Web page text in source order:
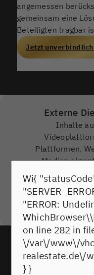
angemessen
gemeinsam eine
Beteiligten tragbar
Jetzt
Externe
Inhalte
Plattformen.
Medien
Zugriff auf
Ich
FAQ
HÄUFIG GESTELLTE
Wi{
"ERROR:
on line 282 in
\/var\/www\/
realestate.de\/
} }